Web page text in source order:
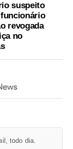
suspeito
revogada
no
todo dia.